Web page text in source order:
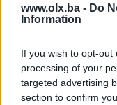
www.olx.ba - Do
Information
If you wish to opt-
processing of your
targeted advertising
section to confirm
Oprema
Parking senzori
Vrsta enterijera